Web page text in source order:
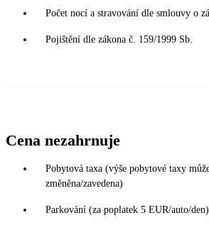
Počet nocí a stravování dle smlouvy o
Pojištění dle zákona č. 159/1999 Sb.
Cena nezahrnuje
Pobytová taxa (výše pobytové taxy
změněna/zavedena)
Parkování (za poplatek 5 EUR/auto/den).